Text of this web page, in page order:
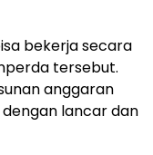
bekerja secara
tersebut.
anggaran
lancar dan